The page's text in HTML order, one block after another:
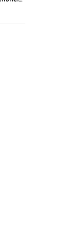
el